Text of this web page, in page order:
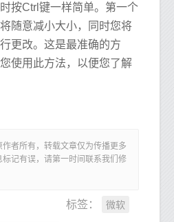
按Ctrl键一样简单。第一个
随意减小大小，同时您将
更改。这是最准确的方
使用此方法，以便您了解
者所有，转载文章仅为传播更多
记有误，请第一时间联系我们修
标签： 微软